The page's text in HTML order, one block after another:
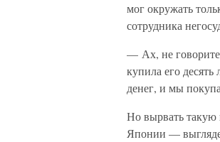
мог окружать
сотрудника
— Ах, не
купила его
денег, и мы
Но вырвать такую
Японии —